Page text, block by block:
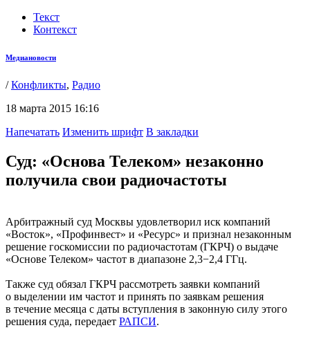
Текст
Контекст
Медиановости
/Конфликты, Радио
18 марта 2015 16:16
Напечатать Изменить шрифт В закладки
Суд: «Основа Телеком» незаконно
получила свои радиочастоты
Арбитражный суд Москвы удовлетворил иск компаний
«Восток», «Профинвест» и «Ресурс» и признал незаконным
решение госкомиссии по радиочастотам (ГКРЧ) о выдаче
«Основе Телеком» частот в диапазоне 2,3−2,4 ГГц.
Также суд обязал ГКРЧ рассмотреть заявки компаний
о выделении им частот и принять по заявкам решения
в течение месяца с даты вступления в законную силу этого
решения суда, передает РАПСИ.